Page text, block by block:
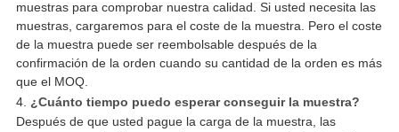
muestras para comprobar nuestra calidad. Si usted necesita las
muestras, cargaremos para el coste de la muestra. Pero el coste
de la muestra puede ser reembolsable después de la
confirmación de la orden cuando su cantidad de la orden es más
que el MOQ.
4. ¿Cuánto tiempo puedo esperar conseguir la muestra?
Después de que usted pague la carga de la muestra, las